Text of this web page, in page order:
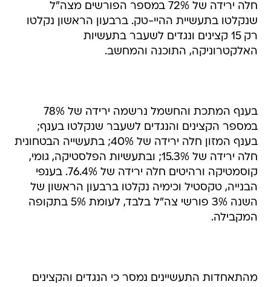
חלה ירידה של 72% במספר הפורשים מצה"ל
שנקלטו בתעשיית ההיי-טק. ברבעון הראשון נקלטו
רק 15 קצינים ונגדים לשעבר בתעשיות
האלקטרוניקה, התוכנה והמחשב.
בענף המתכת והחשמל נרשמה ירידה של 78%
במספר הקצינים והנגדים לשעבר שנקלטו בענף;
בענף המזון חלה ירידה של 40%; בתעשייה הבטחונית
חלה ירידה של 15.3%; ובתעשיות הפלסטיקה, גומי,
קוסמטיקה ורהיטים חלה ירידה של 76.4%. בענפי
הבנייה, טקסטיל וכימיה נקלטו ברבעון הראשון של
השנה 3% פורשי צה"ל בלבד, לעומת 5% בתקופה
המקבילה.
מהתאחדות התעשיינים נמסר כי הנגדים והקצינים